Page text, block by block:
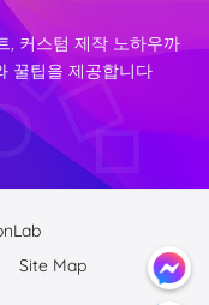
, 커스텀 제작 노하우까
꿀팁을 제공합니다
Site Map